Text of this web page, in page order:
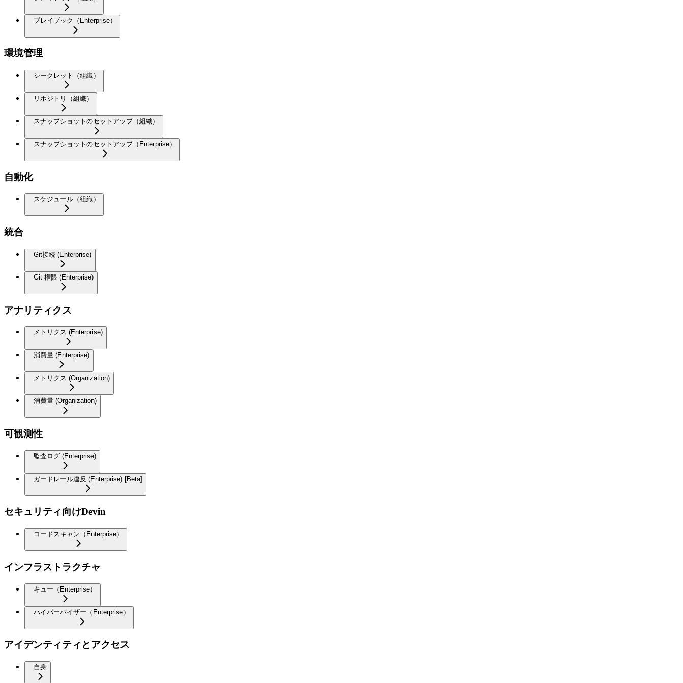
プレイブック（Enterprise）
環境管理
シークレット（組織）
リポジトリ（組織）
スナップショットのセットアップ（組織）
スナップショットのセットアップ（Enterprise）
自動化
スケジュール（組織）
統合
Git接続 (Enterprise)
Git 権限 (Enterprise)
アナリティクス
メトリクス (Enterprise)
消費量 (Enterprise)
メトリクス (Organization)
消費量 (Organization)
可観測性
監査ログ (Enterprise)
ガードレール違反 (Enterprise) [Beta]
セキュリティ向けDevin
コードスキャン（Enterprise）
インフラストラクチャ
キュー（Enterprise）
ハイパーバイザー（Enterprise）
アイデンティティとアクセス
自身